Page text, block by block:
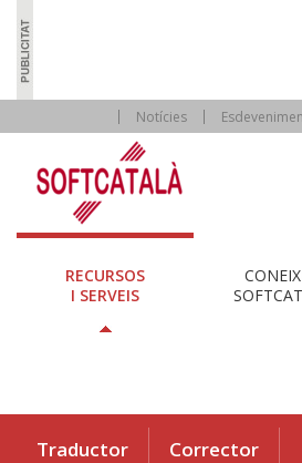
Notícies
RECURSOS
I SERVEIS
Traductor Corrector